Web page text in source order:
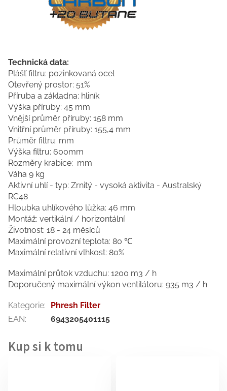
Technická data:
Plášť filtru: pozinkovaná ocel
Otevřený prostor: 51%
Příruba a základna: hliník
Výška příruby: 45 mm
Vnější průměr příruby: 158 mm
Vnitřní průměr příruby: 155,4 mm
Průměr filtru: mm
Výška filtru: 600mm
Rozměry krabice: mm
Váha 9 kg
Aktivní uhlí - typ: Zrnitý - vysoká aktivita - Australský
RC48
Hloubka uhlíkového lůžka: 46 mm
Montáž: vertikální / horizontální
Životnost: 18 - 24 měsíců
Maximální provozní teplota: 80 ℃
Maximální relativní vlhkost: 80%
Maximální průtok vzduchu: 1200 m3 / h
Doporučený maximální výkon ventilátoru: 935 m3 / h
Kategorie:
Phresh Filter
EAN: 6943205401115